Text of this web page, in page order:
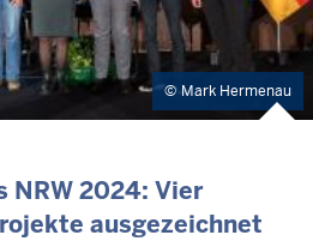
Mark Hermenau
NRW 2024: Vier
ausgezeichnet